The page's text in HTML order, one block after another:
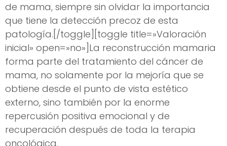
de mama, siempre sin olvidar la importancia
que tiene la detección precoz de esta
patología.[/toggle][toggle title=»Valoración
inicial» open=»no»]La reconstrucción mamaria
forma parte del tratamiento del cáncer de
mama, no solamente por la mejoría que se
obtiene desde el punto de vista estético
externo, sino también por la enorme
repercusión positiva emocional y de
recuperación después de toda la terapia
oncológica.